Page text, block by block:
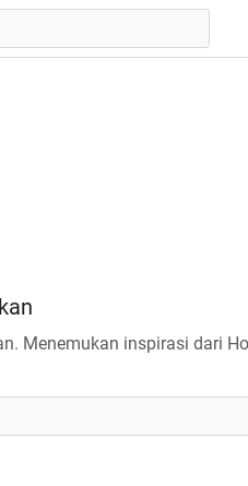
Menemukan inspirasi dari